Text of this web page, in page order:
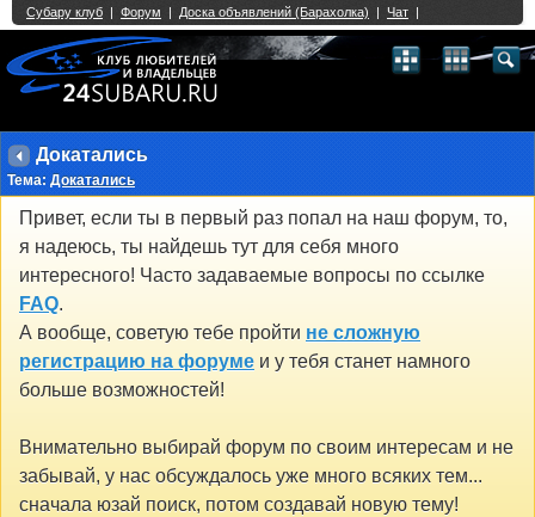
Докатались
Тема: Докатались
Привет, если ты в первый раз попал на наш форум, то,
я надеюсь, ты найдешь тут для себя много
интересного! Часто задаваемые вопросы по ссылке
FAQ.
А вообще, советую тебе пройти не сложную
регистрацию на форуме и у тебя станет намного
больше возможностей!
Внимательно выбирай форум по своим интересам и не
забывай, у нас обсуждалось уже много всяких тем...
сначала юзай поиск, потом создавай новую тему!
Single Sign On provided byvBSSO
2 3 4 5 6 7 8 9 10 11 12 13 14 15 16 17 18 21 22 23 24 25 26
27 28 29 30 31 32 33 40 41 42 43